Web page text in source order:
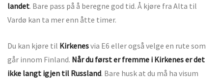
landet. Bare pass på å beregne god tid. Å kjøre fra Alta til
Vardø kan ta mer enn åtte timer.
Du kan kjøre til Kirkenesvia E6 eller også velge en rute som
går innom Finland. Når du først er fremme i Kirkenes er det
ikke langt igjen til Russland. Bare husk at du må ha visum